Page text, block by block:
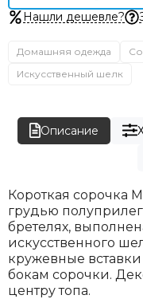
Нашли дешевле?
Домашняя одежда
Искусственный шелк
Описание
Короткая сорочка
грудью
бретелях,
искусственного
кружевные
бокам сорочки.
центру топа.